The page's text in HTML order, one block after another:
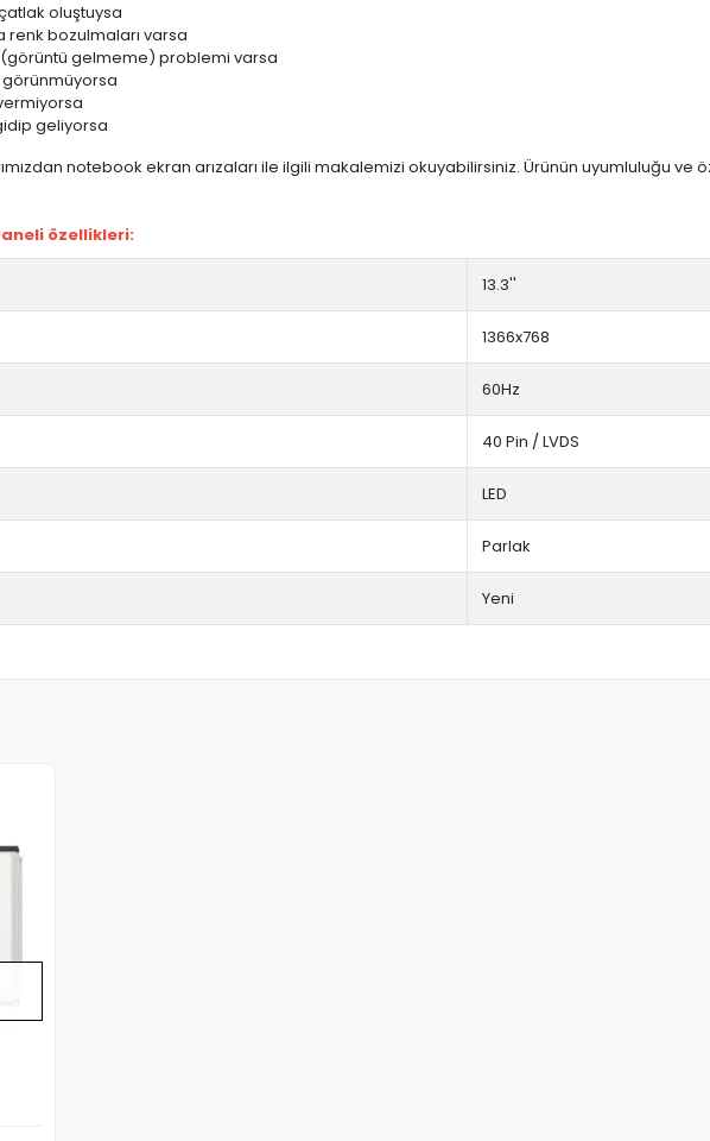
oluştuysa
bozulmaları varsa
gelmeme) problemi varsa
görünmüyorsa
geliyorsa
notebook ekran arızaları ile ilgili makalemizi okuyabilirsiniz. Ürünün uyumluluğu
özellikleri:
13.3''
1366x768
60Hz
40 Pin / LVDS
LED
Parlak
Yeni